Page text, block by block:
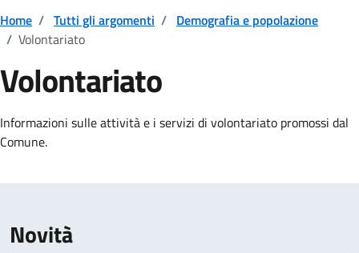
Home / Tutti gli argomenti / Demografia e popolazione
/ Volontariato
Volontariato
Dettagli della notizia
Informazioni sulle attività e i servizi di volontariato promossi dal
Comune.
Novità